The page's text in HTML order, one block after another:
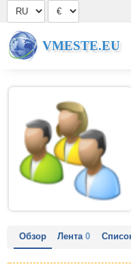
VMESTE.EU
Обзор Лента0